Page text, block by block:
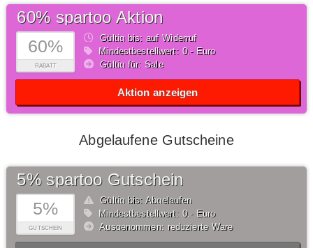
60%
RABATT
60% spartoo Aktion
Gültig bis: auf Widerruf
Mindestbestellwert: 0,- Euro
Gültig für: Sale
Aktion anzeigen
Abgelaufene Gutscheine
5%
GUTSCHEIN
5% spartoo Gutschein
Gültig bis: Abgelaufen
Mindestbestellwert: 0,- Euro
Ausgenommen: reduzierte Ware